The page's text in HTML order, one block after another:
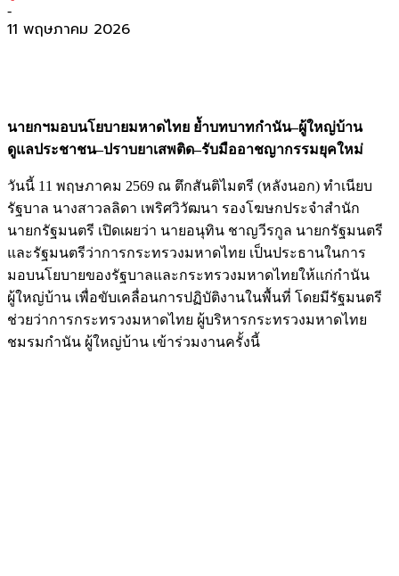
-
11 พฤษภาคม 2026
นายกฯมอบนโยบายมหาดไทย ย้ำบทบาทกำนัน–ผู้ใหญ่บ้าน
ดูแลประชาชน–ปราบยาเสพติด–รับมืออาชญากรรมยุคใหม่
วันนี้ 11 พฤษภาคม 2569 ณ ตึกสันติไมตรี (หลังนอก) ทำเนียบ
รัฐบาล นางสาวลลิดา เพริศวิวัฒนา รองโฆษกประจำสำนัก
นายกรัฐมนตรี เปิดเผยว่า นายอนุทิน ชาญวีรกูล นายกรัฐมนตรี
และรัฐมนตรีว่าการกระทรวงมหาดไทย เป็นประธานในการ
มอบนโยบายของรัฐบาลและกระทรวงมหาดไทยให้แก่กำนัน
ผู้ใหญ่บ้าน เพื่อขับเคลื่อนการปฏิบัติงานในพื้นที่ โดยมีรัฐมนตรี
ช่วยว่าการกระทรวงมหาดไทย ผู้บริหารกระทรวงมหาดไทย
ชมรมกำนัน ผู้ใหญ่บ้าน เข้าร่วมงานครั้งนี้